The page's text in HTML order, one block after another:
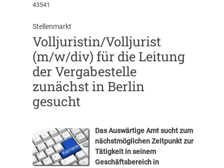
43541
Stellenmarkt
Volljuristin/Volljurist
(m/w/div) für die Leitung
der Vergabestelle
zunächst in Berlin
gesucht
Das Auswärtige Amt sucht zum
nächstmöglichen Zeitpunkt zur
Tätigkeit in seinem
Geschäftsbereich in